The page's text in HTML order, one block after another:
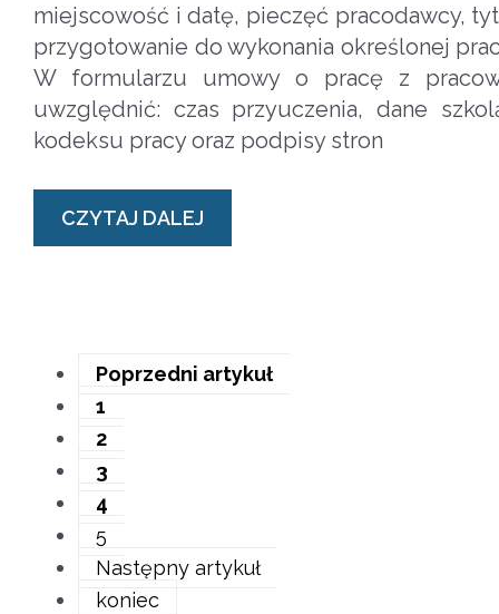
miejscowość i datę, pieczęć pracodawcy,
przygotowanie do wykonania określonej
W formularzu umowy o pracę z
uwzględnić: czas przyuczenia, dane
kodeksu pracy oraz podpisy stron
CZYTAJ DALEJ
Poprzedni artykuł
1
2
3
4
5
Następny artykuł
koniec